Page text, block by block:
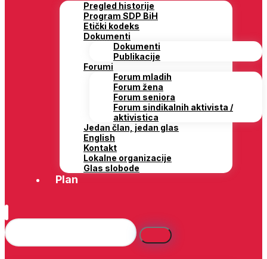
Pregled historije
Program SDP BiH
Etički kodeks
Dokumenti
Dokumenti
Publikacije
Forumi
Forum mladih
Forum žena
Forum seniora
Forum sindikalnih aktivista /
aktivistica
Jedan član, jedan glas
English
Kontakt
Lokalne organizacije
Glas slobode
Plan